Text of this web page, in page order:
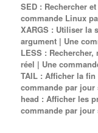
SED : Rechercher
commande Linux
XARGS : Utiliser la
argument | Une
LESS :
réel | Une
TAIL : Afficher la
commande par
head : Afficher les
commande par